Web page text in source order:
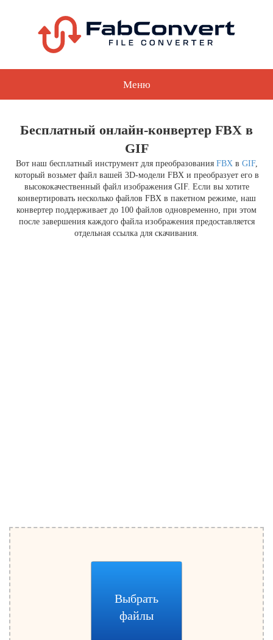
Меню
Бесплатный онлайн-конвертер FBX в
GIF
Вот наш бесплатный инструмент для преобразования FBXв GIF,
который возьмет файл вашей 3D-модели FBX и преобразует его в
высококачественный файл изображения GIF. Если вы хотите
конвертировать несколько файлов FBX в пакетном режиме, наш
конвертер поддерживает до 100 файлов одновременно, при этом
после завершения каждого файла изображения предоставляется
отдельная ссылка для скачивания.
Выбрать
файлы